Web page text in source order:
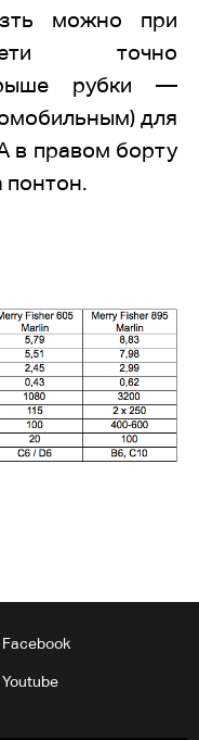
можно при
точно
рубки —
для
в правом борту
понтон.
Facebook
Youtube